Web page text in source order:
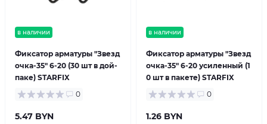
в наличии
Фиксатор арматуры "Звезд
очка-35" 6-20 (30 шт в дой-
паке) STARFIX
0
5.47 BYN
в наличии
Фиксатор арматуры "Звезд
очка-35" 6-20 усиленный (1
0 шт в пакете) STARFIX
0
1.26 BYN